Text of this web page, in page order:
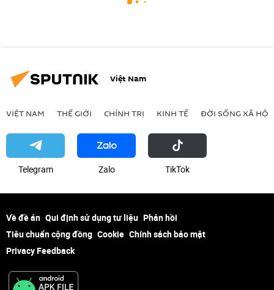
Việt Nam
VIỆT NAM THẾ GIỚI CHÍNH TRỊ KINH TẾ ĐỜI SỐNG XÃ HỘI
Telegram Zalo ТikТоk
Về đề án Qui định sử dụng tư liệu Phản hồi
Tiêu chuẩn cộng đồng Cookie Chính sách bảo mật
Privacy Feedback